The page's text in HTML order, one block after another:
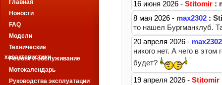
Главная
Новости
FAQ
Модели
Технические
характеристики
Ремонт и обслуживание
Мотокалендарь
Руководства эксплуатации